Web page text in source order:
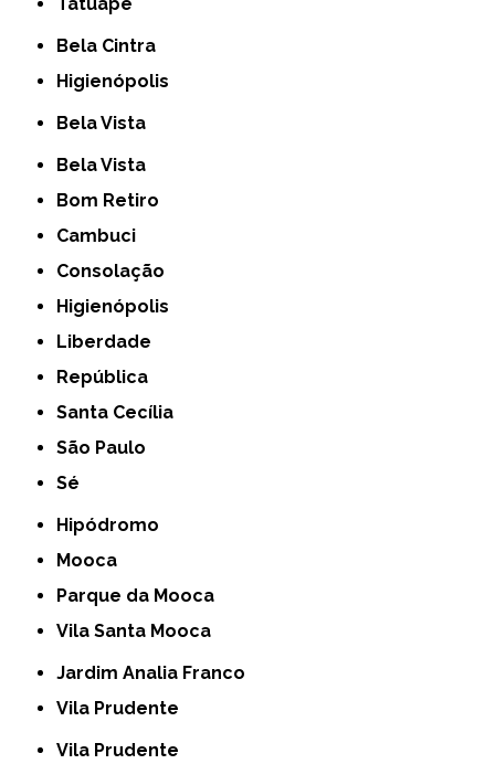
Bela Cintra
Higienópolis
Bela Vista
Bela Vista
Bom Retiro
Cambuci
Consolação
Higienópolis
Liberdade
República
Santa Cecília
São Paulo
Sé
Hipódromo
Mooca
Parque da Mooca
Vila Santa Mooca
Jardim Analia Franco
Vila Prudente
Vila Prudente